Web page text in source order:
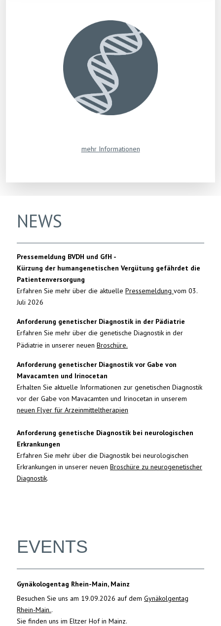
mehr Informationen
NEWS
Pressemeldung BVDH und GfH -
Kürzung der humangenetischen Vergütung gefährdet die
Patientenversorgung
Erfahren Sie mehr über die aktuelle Pressemeldung vom 03.
Juli 2026
Anforderung genetischer Diagnostik in der Pädiatrie
Erfahren Sie mehr über die genetische Diagnostik in der
Pädiatrie in unserer neuen Broschüre.
Anforderung genetischer Diagnostik vor Gabe von
Mavacamten und Irinocetan
Erhalten Sie aktuelle Informationen zur genetischen Diagnostik
vor der Gabe von Mavacamten und Irinocetan in unserem
neuen Flyer für Arzeinmitteltherapien
Anforderung genetische Diagnostik bei neurologischen
Erkrankungen
Erfahren Sie mehr über die Diagnostik bei neurologischen
Erkrankungen in unserer neuen Broschüre zu neurogenetischer
Diagnostik.
EVENTS
Gynäkologentag Rhein-Main, Mainz
Besuchen Sie uns am 19.09.2026 auf dem Gynäkolgentag
Rhein-Main..
Sie finden uns im Eltzer Hof in Mainz.